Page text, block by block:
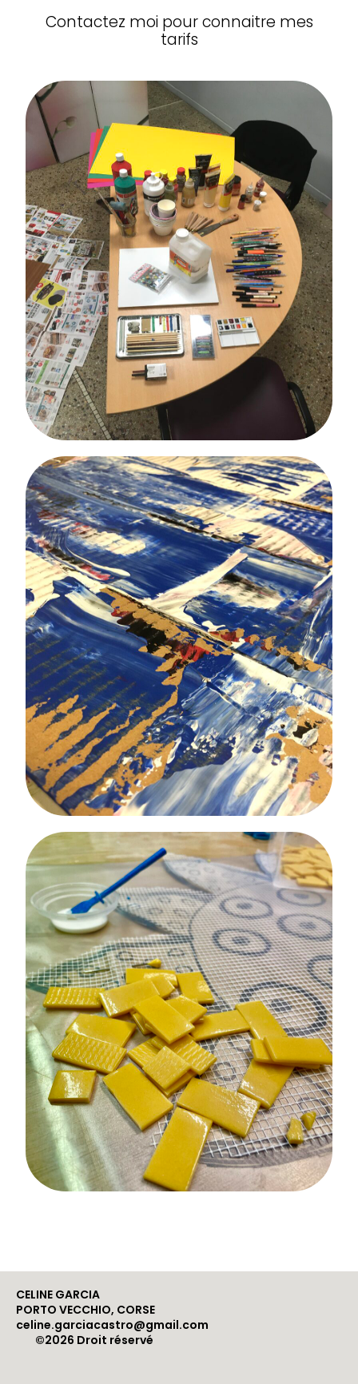
Contactez moi pour connaitre mes
tarifs
CELINE GARCIA
PORTO VECCHIO, CORSE
celine.garciacastro@gmail.com
©2026 Droit réservé